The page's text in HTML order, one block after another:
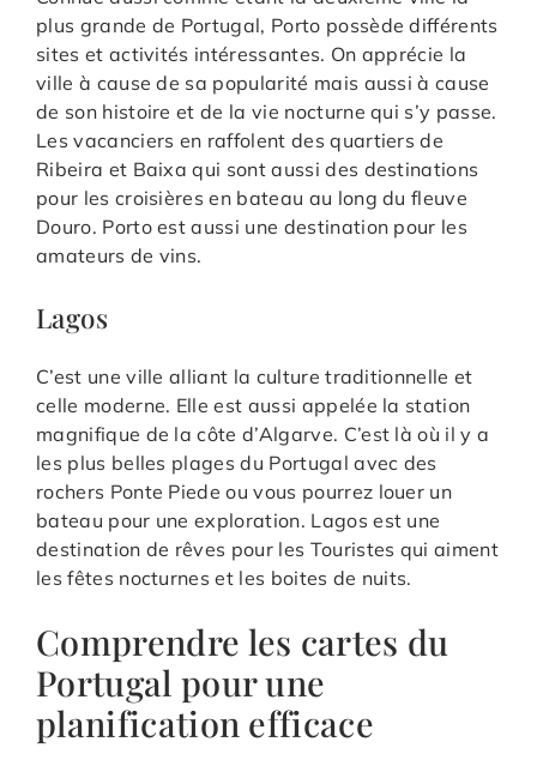
plus grande de Portugal, Porto possède différents
sites et activités intéressantes. On apprécie la
ville à cause de sa popularité mais aussi à cause
de son histoire et de la vie nocturne qui s’y passe.
Les vacanciers en raffolent des quartiers de
Ribeira et Baixa qui sont aussi des destinations
pour les croisières en bateau au long du fleuve
Douro. Porto est aussi une destination pour les
amateurs de vins.
Lagos
C’est une ville alliant la culture traditionnelle et
celle moderne. Elle est aussi appelée la station
magnifique de la côte d’Algarve. C’est là où il y a
les plus belles plages du Portugal avec des
rochers Ponte Piede ou vous pourrez louer un
bateau pour une exploration. Lagos est une
destination de rêves pour les Touristes qui aiment
les fêtes nocturnes et les boites de nuits.
Comprendre les cartes du
Portugal pour une
planification efficace